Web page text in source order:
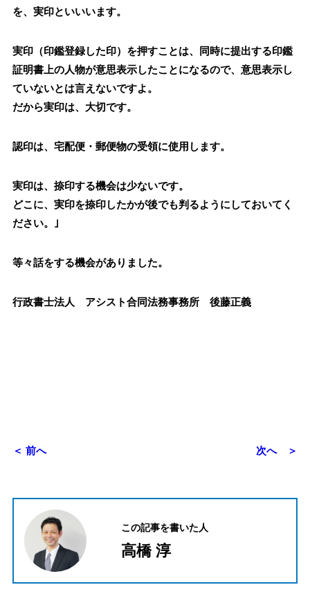
を、実印といいいます。
実印（印鑑登録した印）を押すことは、同時に提出する印鑑
証明書上の人物が意思表示したことになるので、意思表示し
ていないとは言えないですよ。
だから実印は、大切です。
認印は、宅配便・郵便物の受領に使用します。
実印は、捺印する機会は少ないです。
どこに、実印を捺印したかが後でも判るようにしておいてく
ださい。｣
等々話をする機会がありました。
行政書士法人 アシスト合同法務事務所 後藤正義
＜ 前へ 次へ ＞
この記事を書いた人
高橋 淳